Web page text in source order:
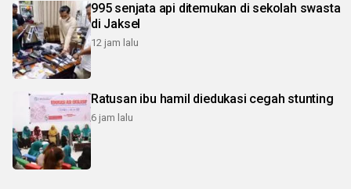
995 senjata api ditemukan di sekolah swasta
di Jaksel
12 jam lalu
Ratusan ibu hamil diedukasi cegah stunting
6 jam lalu